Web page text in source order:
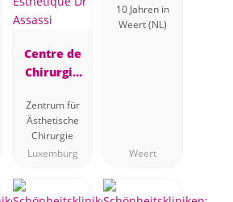
Centre de
Chirurgie
Esthétique
Dr Assassi
Zentrum für
Ästhetische
Chirurgie
Luxemburg
10 Jahren in
Weert (NL)
Weert